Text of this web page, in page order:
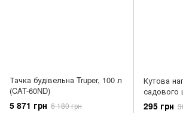
Тачка будівельна Truper, 100 л
(CAT-60ND)
5 871 грн 6 180 грн
Кутова
садового
190)
295 грн